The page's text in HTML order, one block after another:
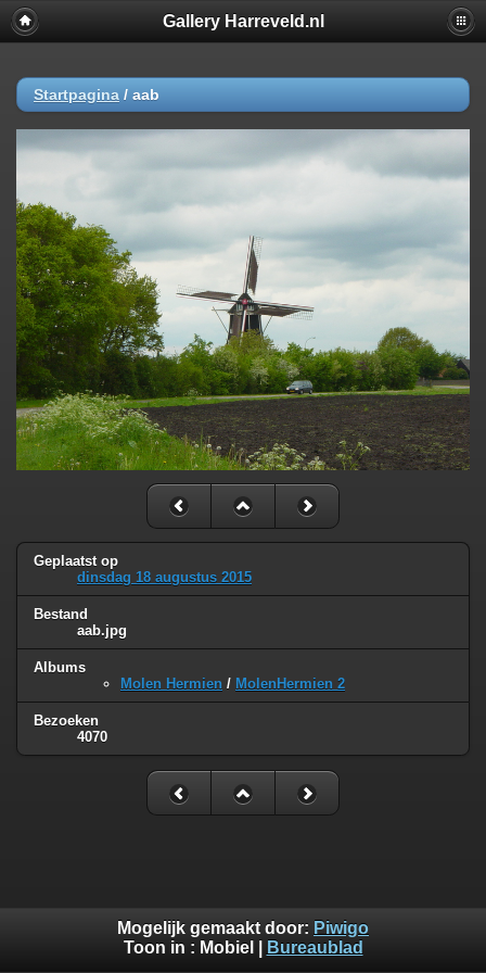
Gallery Harreveld.nl
Startpagina / aab
Geplaatst op
dinsdag 18 augustus 2015
Bestand
aab.jpg
Albums
Molen Hermien / MolenHermien 2
Bezoeken
4070
Mogelijk gemaakt door: Piwigo
Toon in : Mobiel Bureaublad